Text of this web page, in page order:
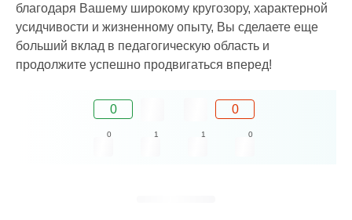
благодаря Вашему широкому кругозору, характерной
усидчивости и жизненному опыту, Вы сделаете еще
больший вклад в педагогическую область и
продолжите успешно продвигаться вперед!
0 0
0 1 1 0